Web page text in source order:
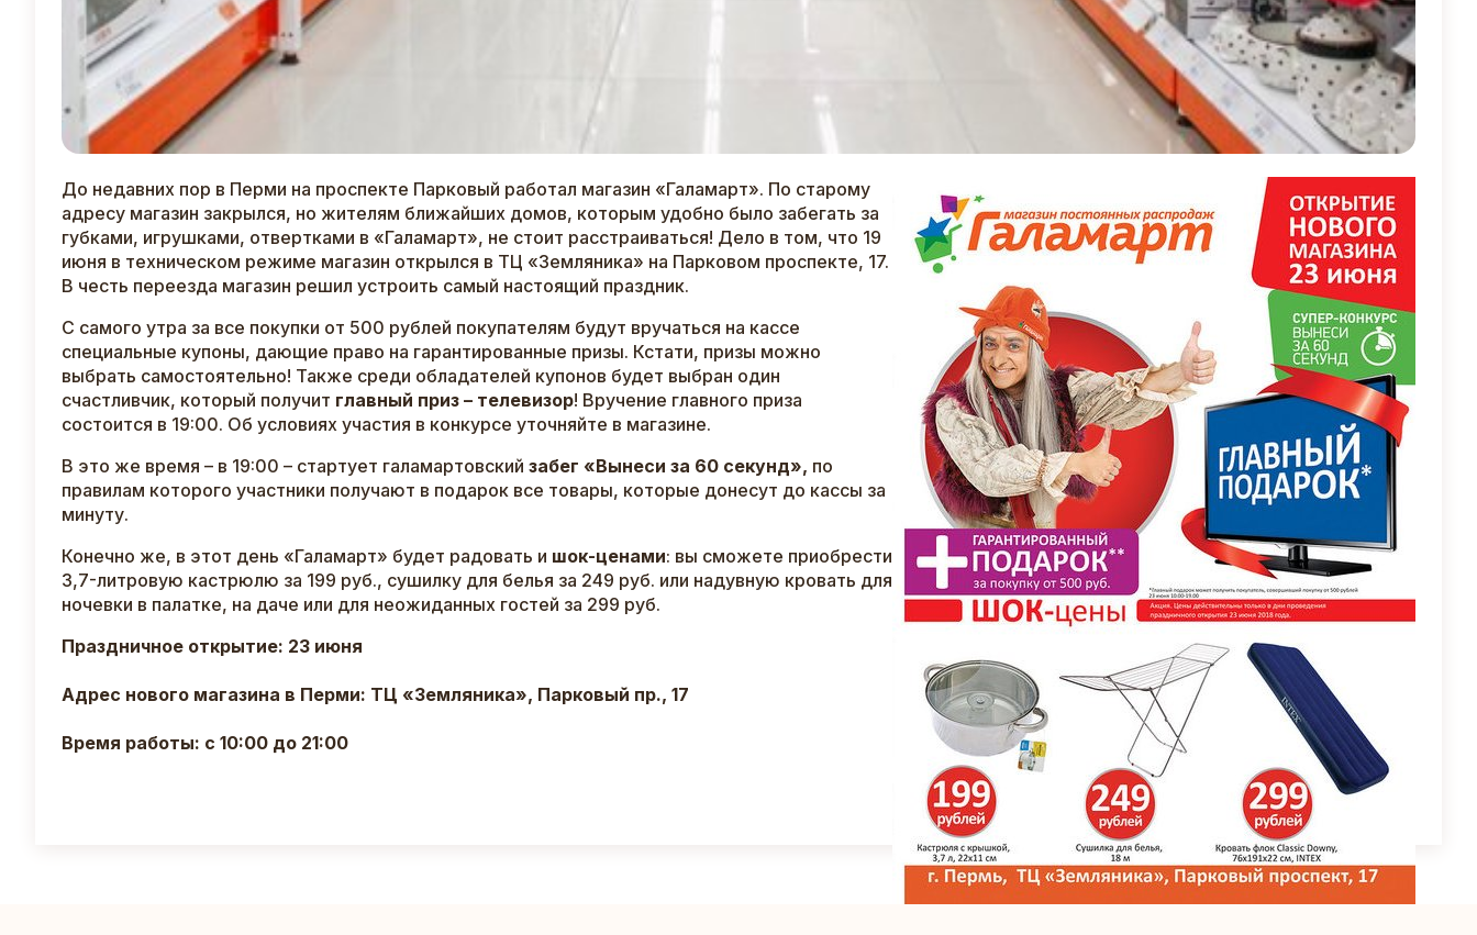
До недавних пор в Перми на проспекте Парковый работал магазин «Галамарт». По старому
адресу магазин закрылся, но жителям ближайших домов, которым удобно было забегать за
губками, игрушками, отвертками в «Галамарт», не стоит расстраиваться! Дело в том, что 19
июня в техническом режиме магазин открылся в ТЦ «Земляника» на Парковом проспекте, 17.
В честь переезда магазин решил устроить самый настоящий праздник.
С самого утра за все покупки от 500 рублей покупателям будут вручаться на кассе
специальные купоны, дающие право на гарантированные призы. Кстати, призы можно
выбрать самостоятельно! Также среди обладателей купонов будет выбран один
счастливчик, который получит главный приз – телевизор! Вручение главного приза
состоится в 19:00. Об условиях участия в конкурсе уточняйте в магазине.
В это же время – в 19:00 – стартует галамартовский забег «Вынеси за 60 секунд», по
правилам которого участники получают в подарок все товары, которые донесут до кассы за
минуту.
Конечно же, в этот день «Галамарт» будет радовать и шок-ценами: вы сможете приобрести
3,7-литровую кастрюлю за 199 руб., сушилку для белья за 249 руб. или надувную кровать для
ночевки в палатке, на даче или для неожиданных гостей за 299 руб.
Праздничное открытие: 23 июня
Адрес нового магазина в Перми: ТЦ «Земляника», Парковый пр., 17
Время работы: с 10:00 до 21:00